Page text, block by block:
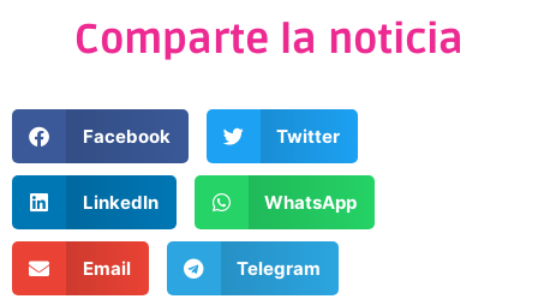
Comparte la noticia
Facebook Twitter
LinkedIn WhatsApp
Email Telegram